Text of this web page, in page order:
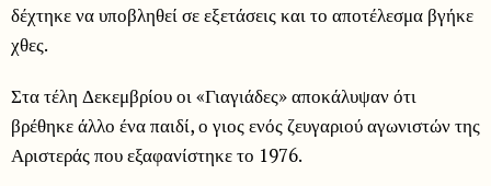
δέχτηκε να υποβληθεί σε εξετάσεις και το αποτέλεσμα βγήκε
χθες.
Στα τέλη Δεκεμβρίου οι «Γιαγιάδες» αποκάλυψαν ότι
βρέθηκε άλλο ένα παιδί, ο γιος ενός ζευγαριού αγωνιστών της
Αριστεράς που εξαφανίστηκε το 1976.